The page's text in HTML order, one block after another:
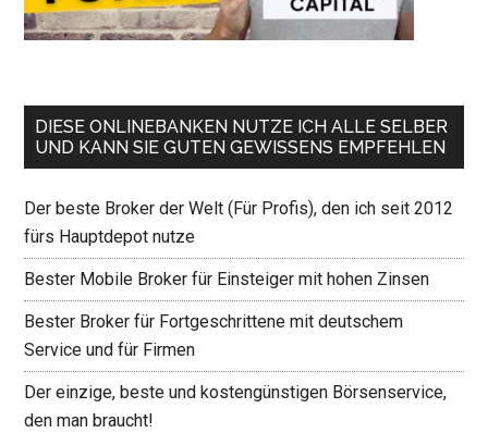
DIESE ONLINEBANKEN NUTZE ICH ALLE SELBER
UND KANN SIE GUTEN GEWISSENS EMPFEHLEN
Der beste Broker der Welt (Für Profis), den ich seit 2012
fürs Hauptdepot nutze
Bester Mobile Broker für Einsteiger mit hohen Zinsen
Bester Broker für Fortgeschrittene mit deutschem
Service und für Firmen
Der einzige, beste und kostengünstigen Börsenservice,
den man braucht!